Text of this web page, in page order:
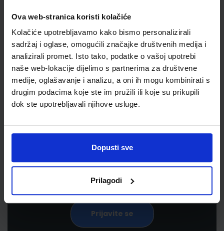
Ova web-stranica koristi kolačiće
Kolačiće upotrebljavamo kako bismo personalizirali
sadržaj i oglase, omogućili značajke društvenih medija i
analizirali promet. Isto tako, podatke o vašoj upotrebi
naše web-lokacije dijelimo s partnerima za društvene
medije, oglašavanje i analizu, a oni ih mogu kombinirati s
drugim podacima koje ste im pružili ili koje su prikupili
dok ste upotrebljavali njihove usluge.
Dopusti sve
Prilagodi
Newsletter prijava
Prijavite se kako bi primali informacije o novim
pogodnostima